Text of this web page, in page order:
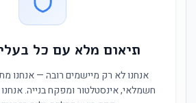
תיאום מלא עם כל
אנחנו לא רק מיישמים רובה — אנחנו
חשמלאי, אינסטלטור ומפקח בנייה.